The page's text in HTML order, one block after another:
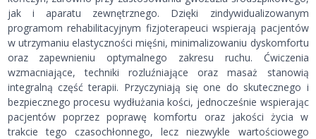
jak i aparatu zewnętrznego. Dzięki zindywidualizowanym
programom rehabilitacyjnym fizjoterapeuci wspierają pacjentów
w utrzymaniu elastyczności mięśni, minimalizowaniu dyskomfortu
oraz zapewnieniu optymalnego zakresu ruchu. Ćwiczenia
wzmacniające, techniki rozluźniające oraz masaż stanowią
integralną część terapii. Przyczyniają się one do skutecznego i
bezpiecznego procesu wydłużania kości, jednocześnie wspierając
pacjentów poprzez poprawę komfortu oraz jakości życia w
trakcie tego czasochłonnego, lecz niezwykle wartościowego